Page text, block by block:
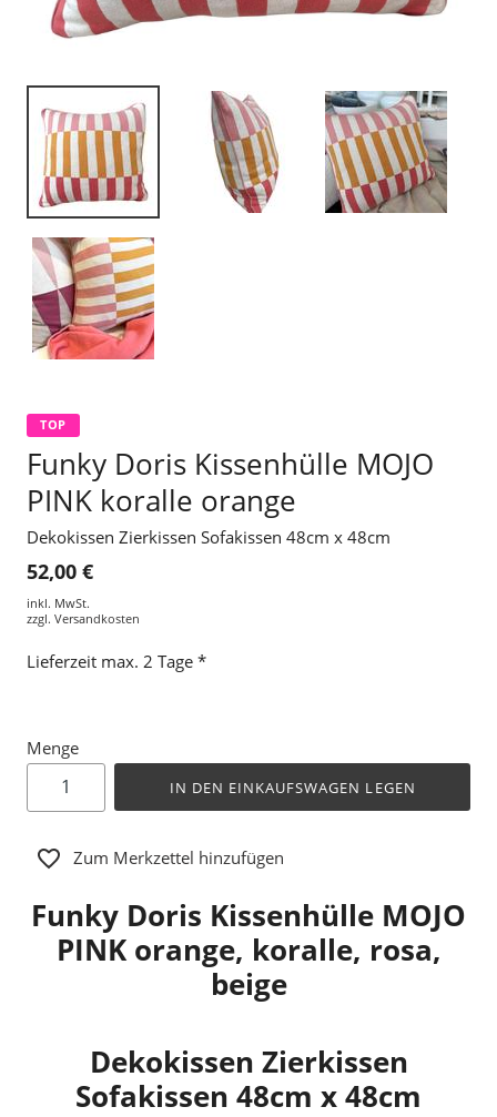
TOP
Funky Doris Kissenhülle MOJO
PINK koralle orange
Dekokissen Zierkissen Sofakissen 48cm x 48cm
52,00 €
inkl. MwSt.
zzgl. Versandkosten
Lieferzeit max. 2 Tage *
Menge
IN DEN EINKAUFSWAGEN LEGEN
Zum Merkzettel hinzufügen
Funky Doris Kissenhülle MOJO
PINK orange, koralle, rosa,
beige
Dekokissen Zierkissen
Sofakissen 48cm x 48cm